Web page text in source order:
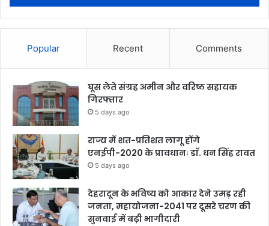
Popular Recent Comments
घूस लेते संग्रह अमीन और वरिष्ठ सहायक
गिरफ्तार
5 days ago
राज्य में शत-प्रतिशत लागू होंगे
एनईपी-2020 के प्रावधानः डाॅ. धन सिंह रावत
5 days ago
देहरादून के भविष्य को आकार देने उमड़ रही
जनता, महायोजना-2041 पर दूसरे चरण की
सुनवाई में बढ़ी भागीदारी